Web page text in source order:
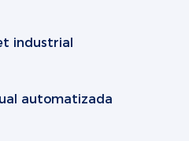
industrial
automatizada